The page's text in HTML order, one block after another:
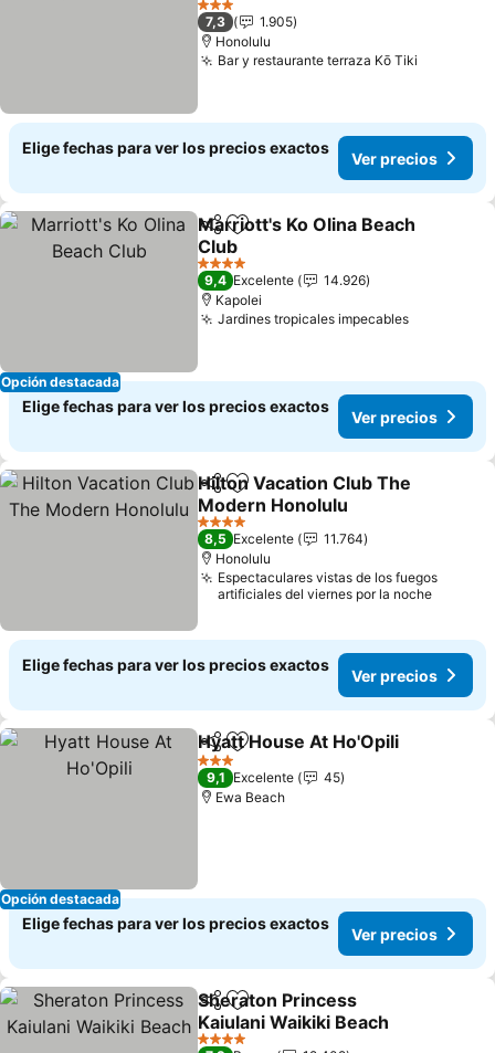
3 Estrellas
7,3
1.905
Honolulu
Bar y restaurante terraza Kō Tiki
Elige fechas para ver los precios exactos
Ver precios
Opción destacada
CompartirAgregar a favoritos
Marriott's Ko Olina Beach
Club
4 Estrellas
9,4 Excelente
14.926
Kapolei
Jardines tropicales impecables
Elige fechas para ver los precios exactos
Ver precios
CompartirAgregar a favoritos
Hilton Vacation Club The
Modern Honolulu
4 Estrellas
8,5 Excelente
11.764
Honolulu
Espectaculares vistas de los fuegos
artificiales del viernes por la noche
Elige fechas para ver los precios exactos
Ver precios
Opción destacada
CompartirAgregar a favoritos
Hyatt House At Ho'Opili
3 Estrellas
9,1 Excelente
45
Ewa Beach
Elige fechas para ver los precios exactos
Ver precios
CompartirAgregar a favoritos
Sheraton Princess
Kaiulani Waikiki Beach
4 Estrellas